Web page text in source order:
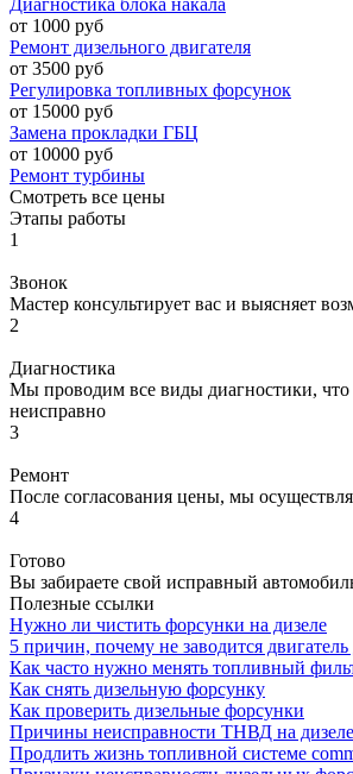
от 1000 руб
Ремонт дизельного двигателя
от 3500 руб
Регулировка топливных форсунок
от 15000 руб
Замена прокладки ГБЦ
от 10000 руб
Ремонт турбины
Смотреть все цены
Этапы работы
1
Звонок
Мастер консультирует вас и выясняет
2
Диагностика
Мы проводим все виды диагностики, что
неисправно
3
Ремонт
После согласования цены, мы
4
Готово
Вы забираете свой исправный
Полезные ссылки
Нужно ли чистить форсунки на дизеле
5 причин, почему не заводится двигатель
Как часто нужно менять топливный
Как снять дизельную форсунку
Как проверить дизельные форсунки
Причины неисправности ТНВД на дизеле
Продлить жизнь топливной системе